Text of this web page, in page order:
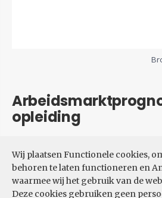
Wij plaatsen Functionele cookies,
behoren te laten functioneren en
waarmee wij het gebruik van de
Deze cookies gebruiken geen
opleiding
VERWACHTE
EN
OPLEIDINGSNIVEAU